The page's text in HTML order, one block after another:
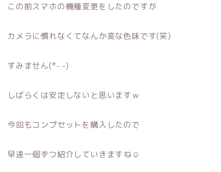
この前スマホの機種変更をしたのですが
カメラに慣れなくてなんか変な色味です(笑)
すみません(*- -)
しばらくは安定しないと思いますｗ
今回もコンプセットを購入したので
早速一個ずつ紹介していきますね☺